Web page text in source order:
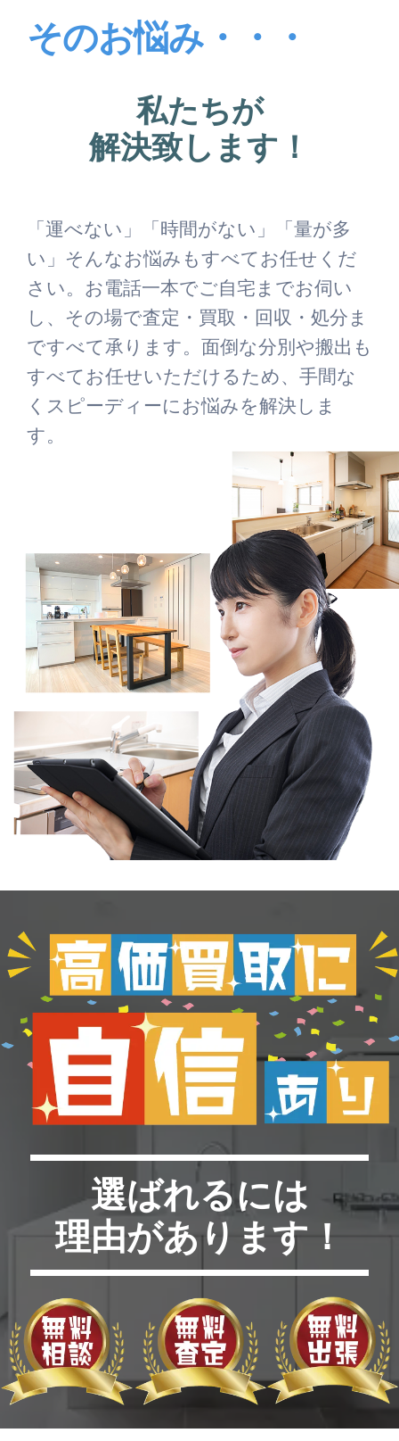
そのお悩み・・・
私たちが
解決致します！
「運べない」「時間がない」「量が多
い」そんなお悩みもすべてお任せくだ
さい。お電話一本でご自宅までお伺い
し、その場で査定・買取・回収・処分ま
ですべて承ります。面倒な分別や搬出も
すべてお任せいただけるため、手間な
くスピーディーにお悩みを解決しま
す。
選ばれるには
理由があります！